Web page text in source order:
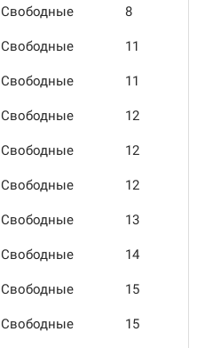
Свободные 8
Свободные 11
Свободные 11
Свободные 12
Свободные 12
Свободные 12
Свободные 13
Свободные 14
Свободные 15
Свободные 15